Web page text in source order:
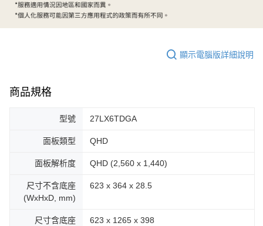
顯示電腦版詳細說明
商品規格
型號 27LX6TDGA
面板類型 QHD
面板解析度 QHD (2,560 x 1,440)
尺寸不含底座
(WxHxD, mm)
623 x 364 x 28.5
尺寸含底座
623 x 1265 x 398